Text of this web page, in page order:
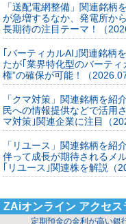
「送配電網整備」関連銘柄
が急増するなか、発電所か
長期待の注目テーマ！（
｢バーティカルAI｣関連銘柄
たが｢業界特化型のバーテ
権”の確保が可能！（
「クマ対策」関連銘柄を紹
民への情報提供などで活用
マ対策｣関連企業に注目（
「リユース」関連銘柄を紹
伴って成長が期待されるメ
｢リユース｣関連株を解説（
ZAiオンライン アクセス
定期預金の金利が高い銀